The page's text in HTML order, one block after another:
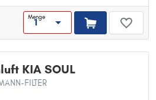
Menge
KIA SOUL
FILTER